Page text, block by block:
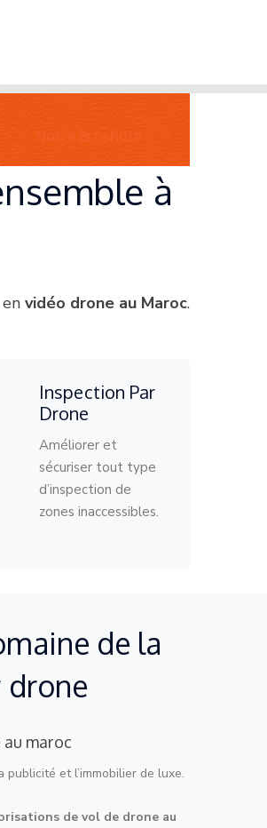
à
vidéo drone au Maroc.
Inspection Par
Drone
Améliorer et
sécuriser tout type
d’inspection de
zones inaccessibles.
de la
drone
maroc
publicité et l’immobilier de luxe.
de vol de drone au